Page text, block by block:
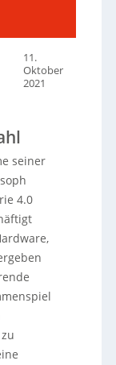
11.
Oktober
2021
seiner
4.0